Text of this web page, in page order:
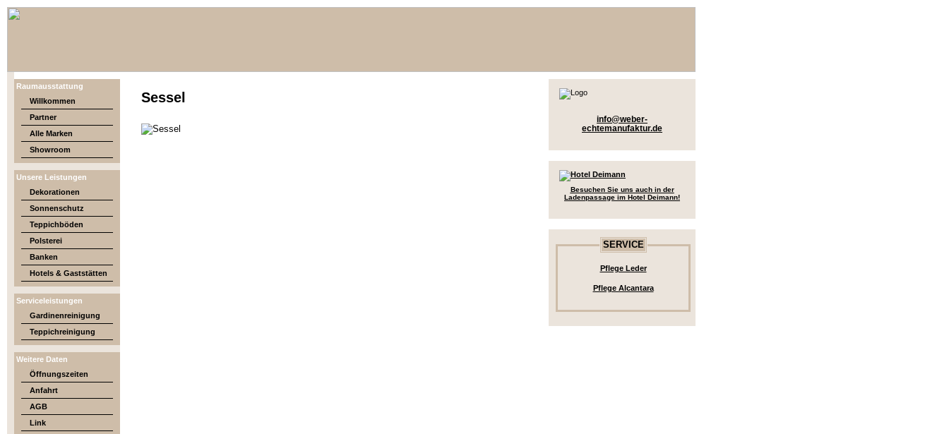
Raumausstattung
Willkommen
Partner
Alle Marken
Showroom
Unsere Leistungen
Dekorationen
Sonnenschutz
Teppichböden
Polsterei
Banken
Hotels & Gaststätten
Serviceleistungen
Gardinenreinigung
Teppichreinigung
Weitere Daten
Öffnungszeiten
Anfahrt
AGB
Link
info@weber-
echtemanufaktur.de
Besuchen Sie uns auch in der
Ladenpassage im Hotel Deimann!
SERVICE
Pflege Leder
Pflege Alcantara
Sessel